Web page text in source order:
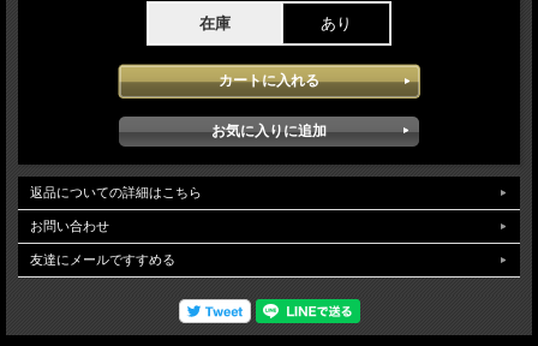
在庫 あり
返品についての詳細はこちら
お問い合わせ
友達にメールですすめる